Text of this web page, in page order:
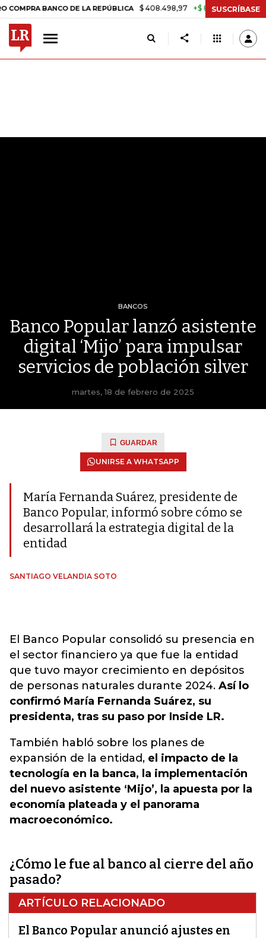
DE LA REPÚBLICA $ 408.498,97 +$ 8.753,81 +2,19% TASA
SUSCRÍBASE
BANCOS
Banco Popular lanzó asistente
digital ‘Mijo’ para impulsar
servicios de población silver
martes, 18 de febrero de 2025
GUARDAR
UNIRSE A WHATSAPP
María Fernanda Suárez, presidente de
Banco Popular, informó sobre cómo se
desarrollará la estrategia digital de la
entidad
SANTIAGO VELANDIA SOTO
El Banco Popular consolidó su presencia en
el sector financiero ya que fue la entidad
que tuvo mayor crecimiento en depósitos
de personas naturales durante 2024. Así lo
confirmó María Fernanda Suárez, su
presidenta, tras su paso por Inside LR.
También habló sobre los planes de
expansión de la entidad, el impacto de la
tecnología en la banca, la implementación
del nuevo asistente ‘Mijo’, la apuesta por la
economía plateada y el panorama
macroeconómico.
¿Cómo le fue al banco al cierre del año
pasado?
ARTÍCULO RELACIONADO
El Banco Popular anunció ajustes en